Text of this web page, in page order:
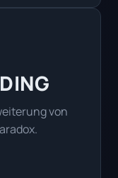
von